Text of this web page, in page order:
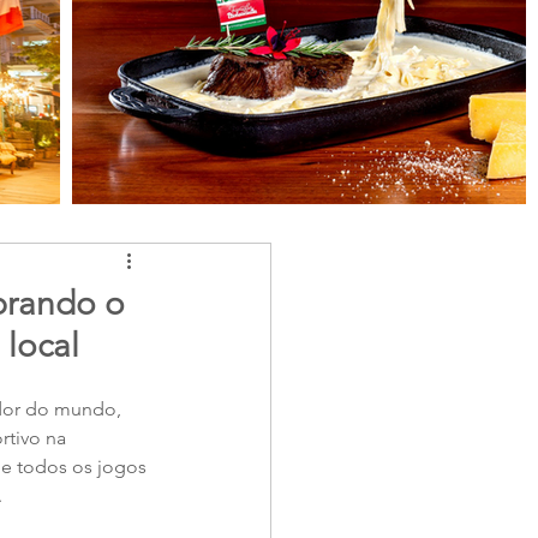
o
do mundo,
na
todos os jogos